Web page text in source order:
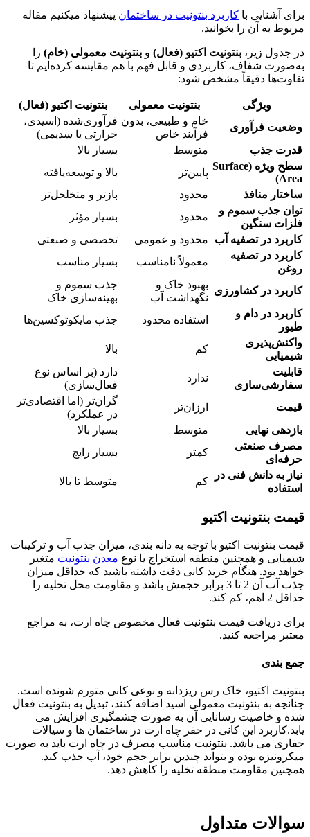
برای آشنایی با کاربرد بنتونیت در ساختمان پیشنهاد میکنیم مقاله
مربوط به آن را بخوانید.
در جدول زیر، بنتونیت اکتیو (فعال) و بنتونیت معمولی (خام) را
به‌صورت شفاف، کاربردی و قابل فهم با هم مقایسه کرده‌ایم تا
تفاوت‌ها دقیقاً مشخص شود:
ویژگی بنتونیت معمولی
بنتونیت اکتیو (فعال)
وضعیت فرآوری
خام و طبیعی، بدون
فرآیند خاص
فرآوری‌شده (اسیدی،
حرارتی یا سدیمی)
قدرت جذب
متوسط
بسیار بالا
سطح ویژه (Surface
Area)
پایین‌تر
بالا و توسعه‌یافته
ساختار منافذ
محدود
بازتر و متخلخل‌تر
توان جذب سموم و
فلزات سنگین
محدود
بسیار مؤثر
کاربرد در تصفیه آب
محدود و عمومی
تخصصی و صنعتی
کاربرد در تصفیه
روغن
معمولاً نامناسب بسیار مناسب
کاربرد در کشاورزی
بهبود خاک و
نگهداشت آب
جذب سموم و
بهینه‌سازی خاک
کاربرد در دام و
طیور
استفاده محدود
جذب مایکوتوکسین‌ها
واکنش‌پذیری
شیمیایی
کم
بالا
قابلیت
سفارشی‌سازی
ندارد
دارد (بر اساس نوع
فعال‌سازی)
قیمت
ارزان‌تر
گران‌تر (اما اقتصادی‌تر
در عملکرد)
بازدهی نهایی
متوسط
بسیار بالا
مصرف صنعتی
حرفه‌ای
کمتر
بسیار رایج
نیاز به دانش فنی در
استفاده
کم متوسط تا بالا
قیمت بنتونیت اکتیو
قیمت بنتونیت اکتیو با توجه به دانه بندی، میزان جذب آب و ترکیبات
شیمیایی و همچنین منطقه استخراج یا نوع معدن بنتونیت متغیر
خواهد بود. هنگام خرید کانی دقت داشته باشید که حداقل میزان
جذب آب آن 2 تا 3 برابر حجمش باشد و مقاومت محل تخلیه را
حداقل 2 اهم، کم کند.
برای دریافت قیمت بنتونیت فعال مخصوص چاه ارت، به مراجع
معتبر مراجعه کنید.
جمع بندی
بنتونیت اکتیو، خاک رس ریزدانه و نوعی کانی متورم شونده است.
چنانچه به بنتونیت معمولی اسید اضافه کنند، تبدیل به بنتونیت فعال
شده و خاصیت رسانایی آن به صورت چشمگیری افزایش می
یابد.کاربرد این کانی در حفر چاه ارت در ساختمان ها و سیالات
حفاری می باشد. بنتونیت مناسب مصرف در چاه ارت باید به صورت
میکرونیزه بوده و بتواند چندین برابر حجم خود، آب جذب کند.
همچنین مقاومت منطقه تخلیه را کاهش دهد.
سوالات متداول